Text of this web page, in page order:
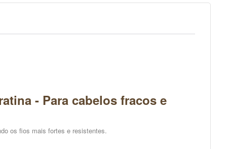
- Para cabelos fracos e
os fios mais fortes e resistentes.